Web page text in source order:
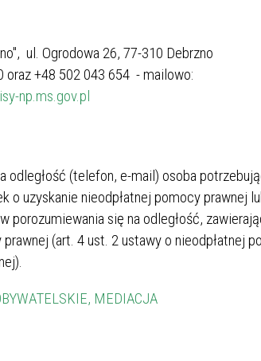
ul. Ogrodowa 26, 77-310 Debrzno
+48 502 043 654 - mailowo:
np.ms.gov.pl
odległość (telefon, e-mail) osoba
o uzyskanie nieodpłatnej pomocy prawnej
porozumiewania się na odległość,
(art. 4 ust. 2 ustawy o nieodpłatnej
MEDIACJA